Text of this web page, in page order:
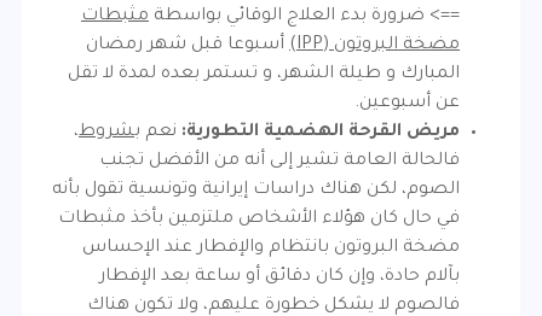
==> ضرورة بدء العلاج الوقائي بواسطة مثبطات
مضخة البروتون(
IPP)
أسبوعا قبل شهر رمضان
المبارك و طيلة الشهر، و تستمر بعده لمدة لا تقل
عن أسبوعين.
مريض القرحة الهضمية التطورية: نعم بشروط،
فالحالة العامة تشير إلى أنه من الأفضل تجنب
الصوم، لكن هناك دراسات إيرانية وتونسية تقول بأنه
في حال كان هؤلاء الأشخاص ملتزمين بأخذ مثبطات
مضخة البروتون بانتظام والإفطار عند الإحساس
بآلام حادة، وإن كان دقائق أو ساعة بعد الإفطار
فالصوم لا يشكل خطورة عليهم، ولا تكون هناك